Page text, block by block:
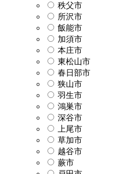
秩父市
所沢市
飯能市
加須市
本庄市
東松山市
春日部市
狭山市
羽生市
鴻巣市
深谷市
上尾市
草加市
越谷市
蕨市